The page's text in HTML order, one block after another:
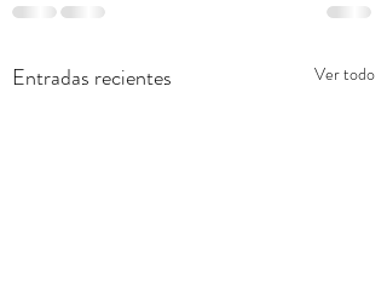
Entradas recientes Ver todo